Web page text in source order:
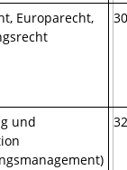
Europarecht,
und